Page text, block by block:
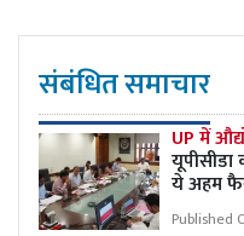
संबंधित समाचार
UP में
ये अहम
Published